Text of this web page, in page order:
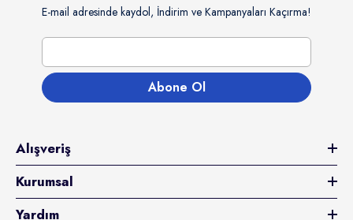
E-mail adresinde kaydol, İndirim ve Kampanyaları Kaçırma!
Abone Ol
Alışveriş
Kurumsal
Yardım